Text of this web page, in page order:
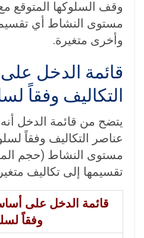
وقف السلوكها المتوقع
مستوى النشاط أي
وأخرى متغيرة.
قائمة الدخل
التكاليف وفقاً
يتضح من قائمة الدخل
عناصر التكاليف وفقاً
مستوى النشاط (حجم
تقسيمها إلى تكاليف
قائمة الدخل على
وفقاً